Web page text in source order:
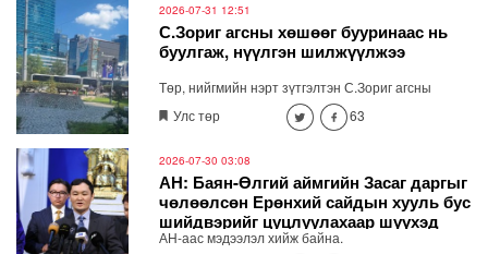
2026-07-31 12:51
С.Зориг агсны хөшөөг бууринаас нь
буулгаж, нүүлгэн шилжүүлжээ
Төр, нийгмийн нэрт зүтгэлтэн С.Зориг агсны
хөшөөг Ардчилсан намын байрны өмнөх
бууринаас нь буулгаж, нүүлгэн шилжүүлжээ.
Улс төр 63
2026-07-30 03:08
АН: Баян-Өлгий аймгийн Засаг даргыг
чөлөөлсөн Ерөнхий сайдын хууль бус
шийдвэрийг цуцлуулахаар шүүхэд
хандана
АН-аас мэдээлэл хийж байна.